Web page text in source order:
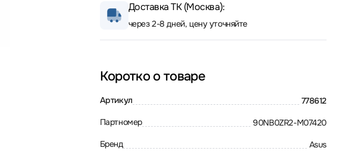
Доставка ТК (Москва):
через 2-8 дней, цену уточняйте
Коротко о товаре
Артикул 778612
Партномер 90NB0ZR2-M07420
Бренд Asus